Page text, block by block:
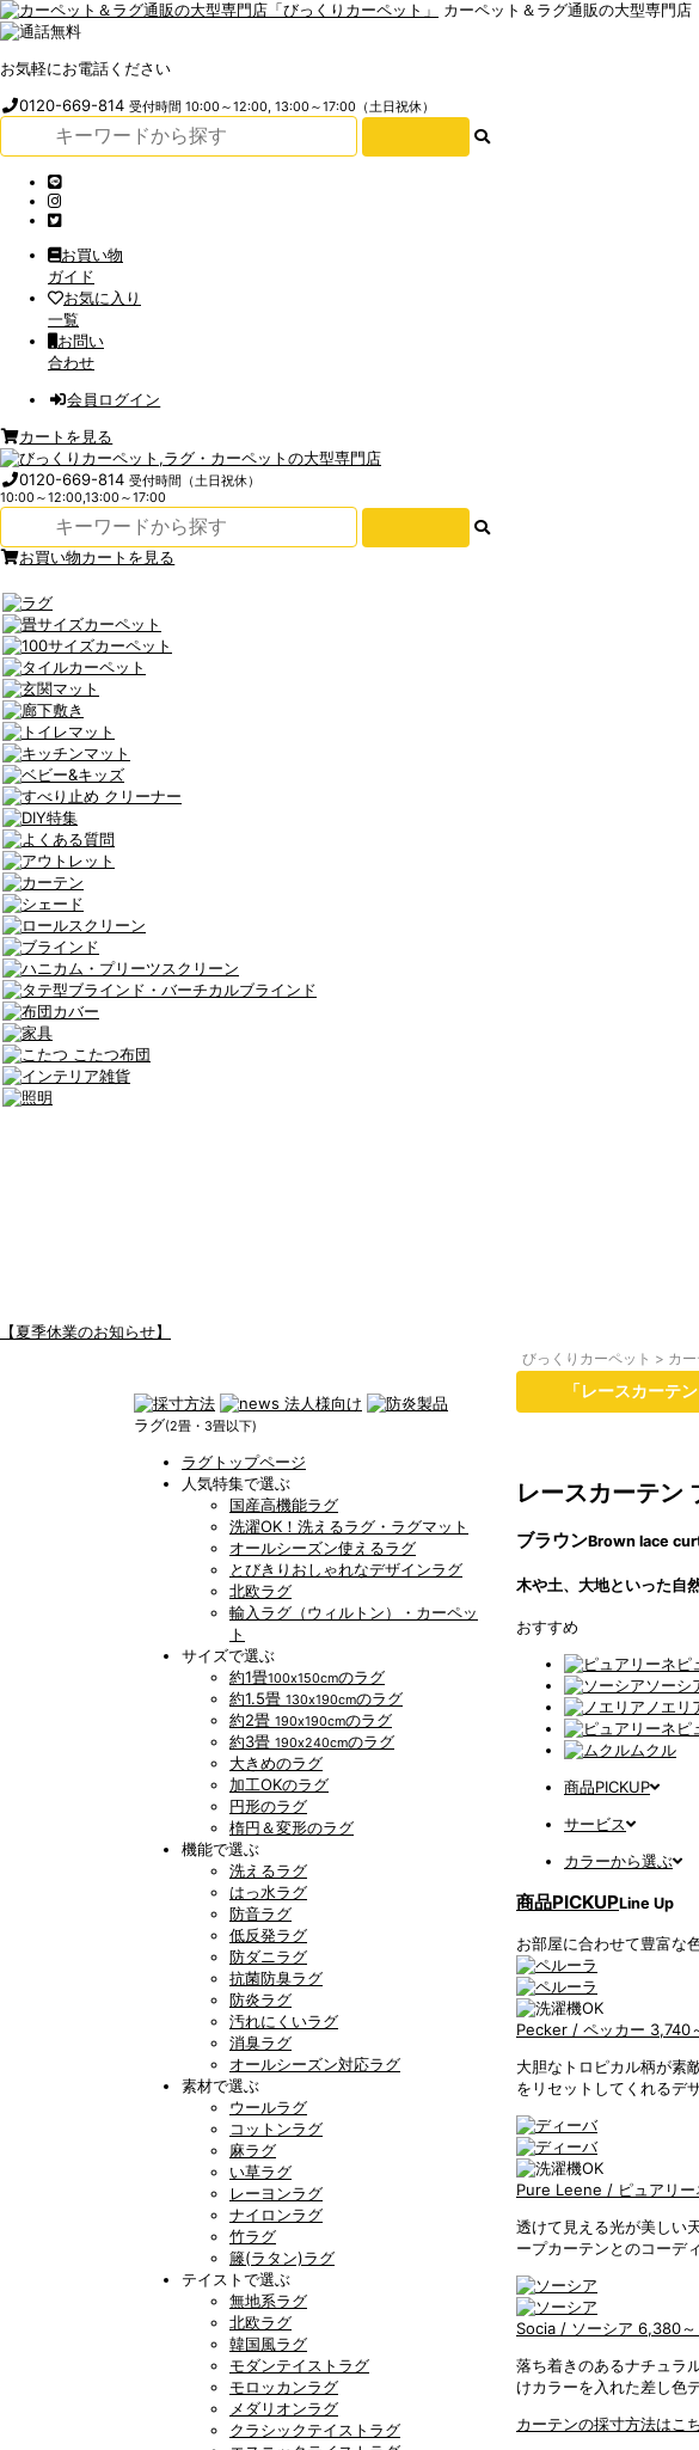
カーペット＆ラグ通販の大型専門店
お気軽にお電話ください
0120-669-814受付時間 10:00～12:00, 13:00～17:00（土日祝休）
お買い物
ガイド
お気に入り
一覧
お問い
合わせ
会員ログイン
カートを見る
0120-669-814受付時間（土日祝休）
10:00～12:00,13:00～17:00
お買い物カートを見る
【夏季休業のお知らせ】
ラグ(2畳・3畳以下)
ラグトップページ
人気特集で選ぶ
国産高機能ラグ
洗濯OK！洗えるラグ・ラグマット
オールシーズン使えるラグ
とびきりおしゃれなデザインラグ
北欧ラグ
輸入ラグ（ウィルトン）・カーペッ
ト
サイズで選ぶ
約1畳100x150cmのラグ
約1.5畳 130x190cmのラグ
約2畳 190x190cmのラグ
約3畳 190x240cmのラグ
大きめのラグ
加工OKのラグ
円形のラグ
楕円＆変形のラグ
機能で選ぶ
洗えるラグ
はっ水ラグ
防音ラグ
低反発ラグ
防ダニラグ
抗菌防臭ラグ
防炎ラグ
汚れにくいラグ
消臭ラグ
オールシーズン対応ラグ
素材で選ぶ
ウールラグ
コットンラグ
麻ラグ
い草ラグ
レーヨンラグ
ナイロンラグ
竹ラグ
籐(ラタン)ラグ
テイストで選ぶ
無地系ラグ
北欧ラグ
韓国風ラグ
モダンテイストラグ
モロッカンラグ
メダリオンラグ
クラシックテイストラグ
びっくりカーペット > カ
「レースカーテ
レースカーテン
ブラウンBrown lace
木や土、大地といった自
おすすめ
ピ
ソーシ
ノエリ
ピ
ムクル
商品PICKUP
サービス
カラーから選ぶ
商品PICKUPLine Up
お部屋に合わせて豊富な
Pecker / ペッカー 3,740
大胆なトロピカル柄が素
をリセットしてくれるデ
Pure Leene / ピュアリー
透けて見える光が美しい
ープカーテンとのコーデ
Socia / ソーシア 6,380～
落ち着きのあるナチュラ
けカラーを入れた差し色
カーテンの採寸方法はこ